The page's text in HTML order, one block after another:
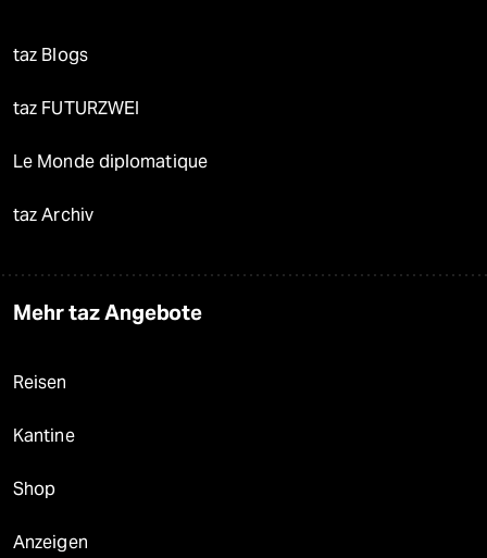
taz Blogs
taz FUTURZWEI
Le Monde diplomatique
taz Archiv
Mehr taz Angebote
Reisen
Kantine
Shop
Anzeigen